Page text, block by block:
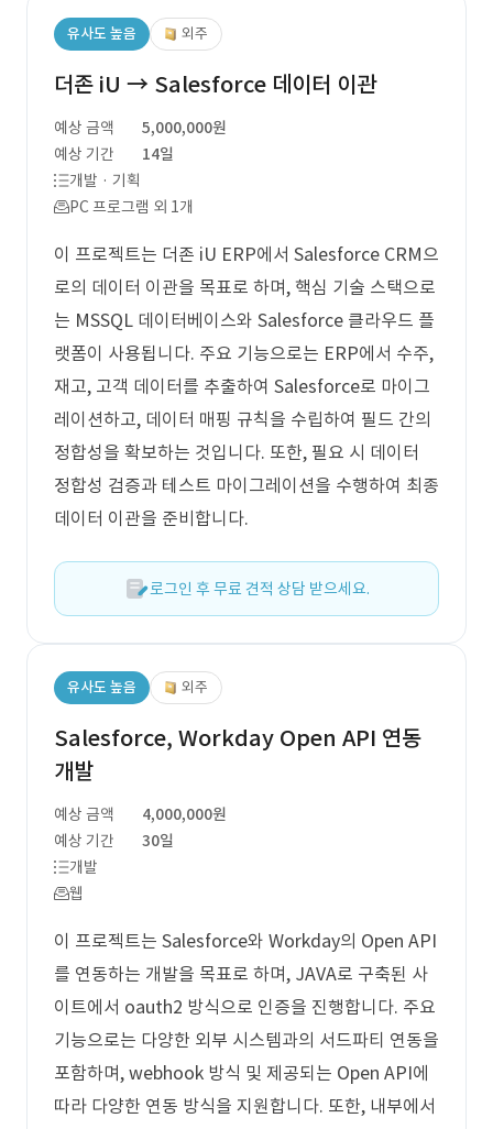
유사도 높음 외주
더존 iU → Salesforce 데이터 이관
예상 금액
5,000,000원
예상 기간
14일
개발 · 기획
PC 프로그램 외 1개
이 프로젝트는 더존 iU ERP에서 Salesforce CRM으
로의 데이터 이관을 목표로 하며, 핵심 기술 스택으로
는 MSSQL 데이터베이스와 Salesforce 클라우드 플
랫폼이 사용됩니다. 주요 기능으로는 ERP에서 수주,
재고, 고객 데이터를 추출하여 Salesforce로 마이그
레이션하고, 데이터 매핑 규칙을 수립하여 필드 간의
정합성을 확보하는 것입니다. 또한, 필요 시 데이터
정합성 검증과 테스트 마이그레이션을 수행하여 최종
데이터 이관을 준비합니다.
로그인 후 무료 견적 상담 받으세요.
유사도 높음 외주
Salesforce, Workday Open API 연동
개발
예상 금액
4,000,000원
예상 기간
30일
개발
웹
이 프로젝트는 Salesforce와 Workday의 Open API
를 연동하는 개발을 목표로 하며, JAVA로 구축된 사
이트에서 oauth2 방식으로 인증을 진행합니다. 주요
기능으로는 다양한 외부 시스템과의 서드파티 연동을
포함하며, webhook 방식 및 제공되는 Open API에
따라 다양한 연동 방식을 지원합니다. 또한, 내부에서